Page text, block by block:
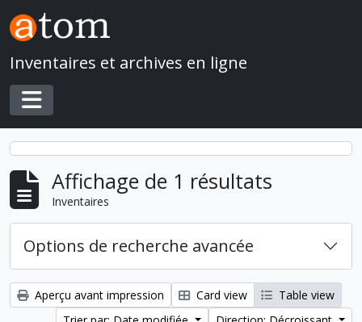
Skip to main content
Inventaires et archives en ligne
Toggle navigation
Affichage de 1 résultats
Inventaires
Options de recherche avancée
Aperçu avant impression Card view
Table view